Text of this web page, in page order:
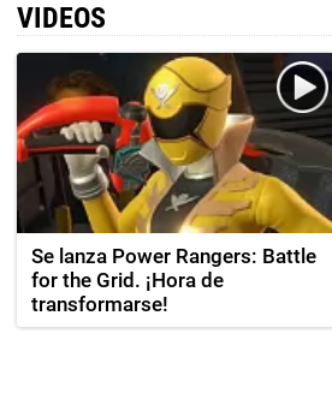
VIDEOS
Se lanza Power Rangers: Battle
for the Grid. ¡Hora de
transformarse!